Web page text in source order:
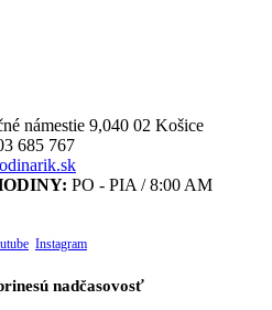
námestie 9,040 02 Košice
685 767
PO - PIA / 8:00 AM
Instagram
nadčasovosť